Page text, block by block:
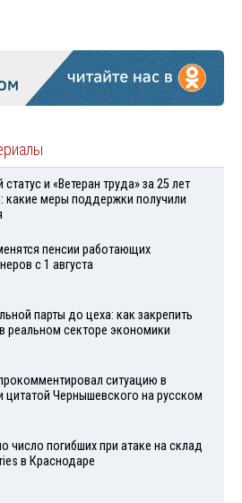
и «Ветеран труда» за 25 лет
какие меры поддержки получили
пенсии работающих
с 1 августа
парты до цеха: как закрепить
реальном секторе экономики
ситуацию в
цитатой Чернышевского на русском
число погибших при атаке на склад
в Краснодаре